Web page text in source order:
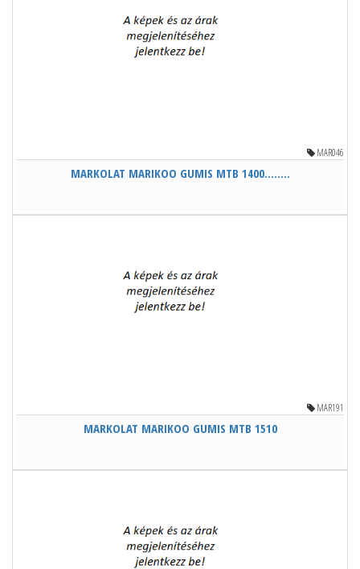
MAR046
MARKOLAT MARIKOO GUMIS MTB 1400........
MAR191
MARKOLAT MARIKOO GUMIS MTB 1510